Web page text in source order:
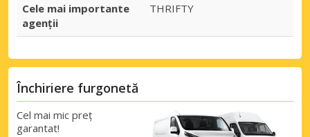
Cele mai importante
agenții
THRIFTY
Închiriere furgonetă
Cel mai mic preț
garantat!